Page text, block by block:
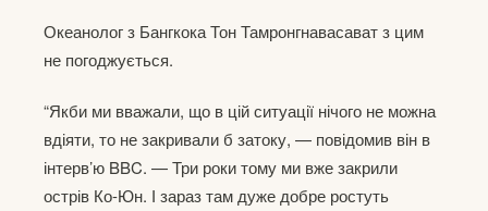
Океанолог з Бангкока Тон Тамронгнавасават з цим
не погоджується.
“Якби ми вважали, що в цій ситуації нічого не можна
вдіяти, то не закривали б затоку, — повідомив він в
інтерв’ю BBC. — Три роки тому ми вже закрили
острів Ко-Юн. І зараз там дуже добре ростуть